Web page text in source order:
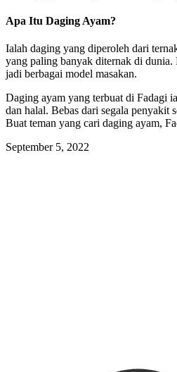
Apa Itu Daging Ayam?
Ialah daging yang diperoleh dari
yang paling banyak diternak di dunia.
jadi berbagai model masakan.
Daging ayam yang terbuat di Fadagi
dan halal. Bebas dari segala penyakit
Buat teman yang cari daging ayam,
September 5, 2022